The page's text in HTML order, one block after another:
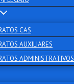
CAS
AUXILIARES
ADMINISTRATIVOS